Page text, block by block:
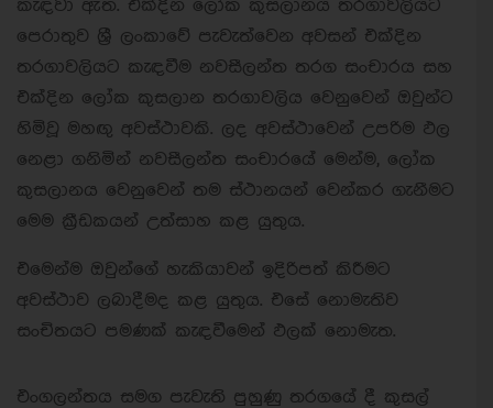
කැඳවා ඇත. එක්දින ලෝක කුසලානය තරගාවලියට
පෙරාතුව ශ්‍රී ලංකාවේ පැවැත්වෙන අවසන් එක්දින
තරගාවලියට කැඳවීම නවසීලන්ත තරග සංචාරය සහ
එක්දින ලෝක කුසලාන තරගාවලිය ‍වෙනුවෙන් ඔවුන්ට
හිමිවූ මහඟු අවස්ථාවකි. ලද අවස්ථාවෙන් උපරිම ඵල
නෙළා ගනිමින් නවසීලන්ත සංචාරයේ මෙන්ම, ලෝක
කුසලානය වෙනුවෙන් තම ස්ථානයන් වෙන්කර ගැනීමට
මෙම ක්‍රීඩකයන් උත්සාහ කළ යුතුය.
එමෙන්ම ඔවුන්ගේ හැකියාවන් ඉදිරිපත් කිරීමට
අවස්ථාව ලබාදීමද කළ යුතුය. එසේ නොමැතිව
සංචිතයට පමණක් කැඳවීමෙන් ඵලක් නොමැත.
එංගලන්තය සමග පැවැති පුහුණු තරගයේ දී කුසල්